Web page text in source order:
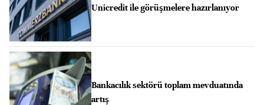
Unicredit ile görüşmelere hazırlanıyor
Bankacılık sektörü toplam mevduatında
artış